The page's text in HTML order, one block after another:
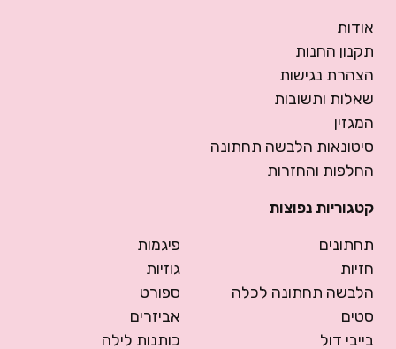
אודות
תקנון החנות
הצהרת נגישות
שאלות ותשובות
המגזין
סיטונאות הלבשה תחתונה
החלפות והחזרות
קטגוריות נפוצות
תחתונים
חזיות
הלבשה תחתונה לכלה
סטים
בייבי דול
פיגמות
גוזיות
ספורט
אביזרים
כותנות לילה